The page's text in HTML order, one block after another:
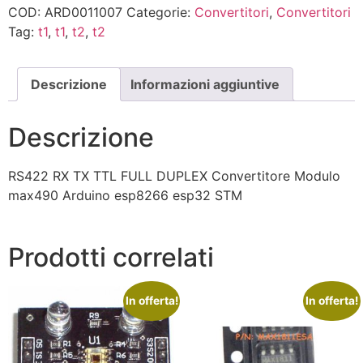
COD: ARD0011007 Categorie: Convertitori, Convertitori
Tag: t1, t1, t2, t2
Descrizione Informazioni aggiuntive
Descrizione
RS422 RX TX TTL FULL DUPLEX Convertitore Modulo
max490 Arduino esp8266 esp32 STM
Prodotti correlati
In offerta! In offerta!